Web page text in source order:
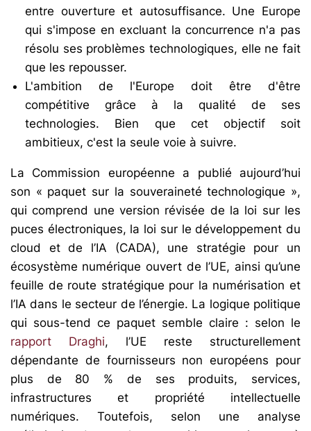
entre ouverture et autosuffisance. Une Europe
qui s'impose en excluant la concurrence n'a pas
résolu ses problèmes technologiques, elle ne fait
que les repousser.
L'ambition de l'Europe doit être d'être
compétitive grâce à la qualité de ses
technologies. Bien que cet objectif soit
ambitieux, c'est la seule voie à suivre.
La Commission européenne a publié aujourd’hui
son « paquet sur la souveraineté technologique »,
qui comprend une version révisée de la loi sur les
puces électroniques, la loi sur le développement du
cloud et de l’IA (CADA), une stratégie pour un
écosystème numérique ouvert de l’UE, ainsi qu’une
feuille de route stratégique pour la numérisation et
l’IA dans le secteur de l’énergie. La logique politique
qui sous-tend ce paquet semble claire : selon le
rapport Draghi, l’UE reste structurellement
dépendante de fournisseurs non européens pour
plus de 80 % de ses produits, services,
infrastructures et propriété intellectuelle
numériques. Toutefois, selon une analyse